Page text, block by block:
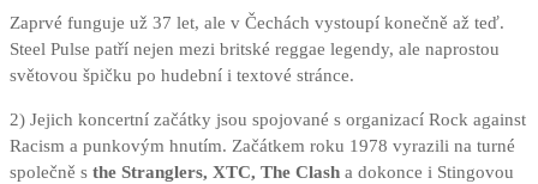
Zaprvé funguje už 37 let, ale v Čechách vystoupí konečně až teď.
Steel Pulse patří nejen mezi britské reggae legendy, ale naprostou
světovou špičku po hudební i textové stránce.
2) Jejich koncertní začátky jsou spojované s organizací Rock against
Racism a punkovým hnutím. Začátkem roku 1978 vyrazili na turné
společně s the Stranglers, XTC, The Clash a dokonce i Stingovou